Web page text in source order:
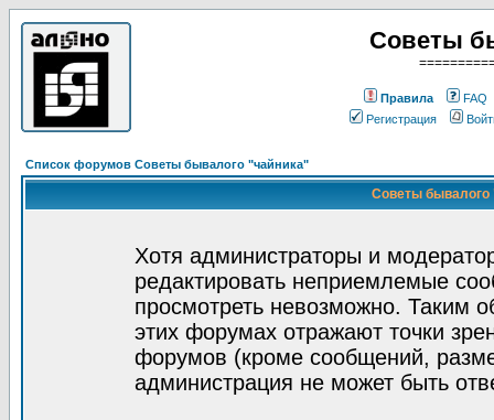
Советы
Правила
FAQ
Регистрация
Список форумов Советы бывалого "чайника"
Советы бывалого
Хотя администраторы и
редактировать неприемлемые
просмотреть невозможно. Таким
этих форумах отражают точки
форумов (кроме сообщений,
администрация не может быть